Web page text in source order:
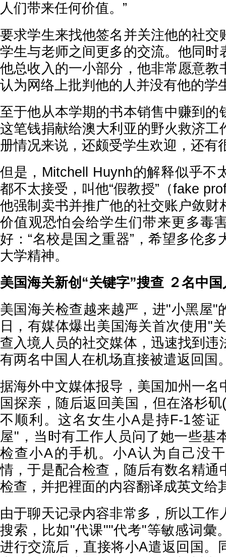
人们带来任何价值。”
要求学生来找他签名并关注他的社交
学生与老师之间更多的交流。他同时
他总收入的一小部分，他非常愿意教
认为网络上批判他的人并没有他的学
至于他从本学期的书本销售中赚到的
这笔钱捐献给澳大利亚的野火救济工
册情况来说，还颇受学生欢迎，还有
但是，Mitchell Huynh的解释似乎不
都不太接受，叫他“假教授”（fake
他强制卖书并推广他的社交账户敛财
价值观恐怕会给学生们带来更多毒
好：“名校是国之重器”，希望多伦多
大学精神。
美国海关新创“关键字”搜查 ２名中
美国海关检查越来越严，进"小黑屋"
日，有媒体爆出美国海关首次使用"
查入境人员的社交媒体，迅速找到违
有两名中国人在机场直接被遣返回国
据海外中文媒体报导，美国加州一名
国探亲，随后返回美国，但在洛杉
不顺利。这名女生小A是持F-1签
屋"，当时有工作人员问了她一些基
检查小A的手机。小A认为自己没
情，于是配合检查，随后有数名精通
检查，并把裡面的内容翻译成英文给
由于聊天记录内容非常多，所以工作
搜索，比如"代课""代考"等敏感词彙
进行交流后，直接将小A遣返回国。